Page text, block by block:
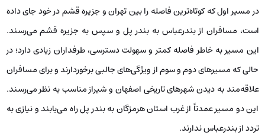
در مسیر اول که کوتاه‌ترین فاصله را بین تهران و جزیره قشم در خود جای داده
است، مسافران از بندرعباس به بندر پل و سپس به جزیره قشم می‌رسند.
این مسیر به خاطر فاصله کمتر و سهولت دسترسی، طرفداران زیادی دارد؛ در
حالی که مسیرهای دوم و سوم از ویژگی‌های جالبی برخوردارند و برای مسافران
علاقه‌مند به دیدن شهرهای تاریخی اصفهان و شیراز مناسب به نظر می‌رسند.
این دو مسیر عمدتاً از غرب استان هرمزگان به بندر پل راه می‌یابند و نیازی به
تردد از بندرعباس ندارند.